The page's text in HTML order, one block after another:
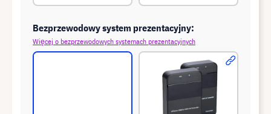
Bezprzewodowy system prezentacyjny:
Więcej o bezprzewodowych systemach prezentacyjnych